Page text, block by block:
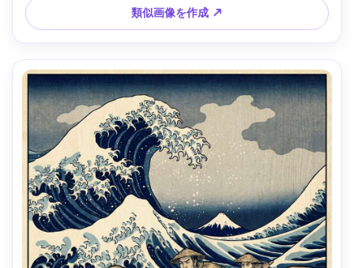
類似画像を作成 ↗